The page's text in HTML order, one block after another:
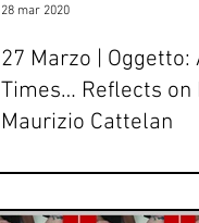
27 Marzo | Oggetto:
Times… Reflects on
Maurizio Cattelan
Times… Reflects on Itself:
28 mar 2020